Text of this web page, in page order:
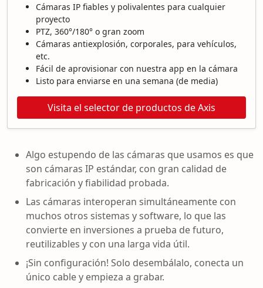
Cámaras IP fiables y polivalentes para cualquier
proyecto
PTZ, 360°/180° o gran zoom
Cámaras antiexplosión, corporales, para vehículos,
etc.
Fácil de aprovisionar con nuestra app en la cámara
Listo para enviarse en una semana (de media)
Visita el selector de productos de Axis
Algo estupendo de las cámaras que usamos es que
son cámaras IP estándar, con gran calidad de
fabricación y fiabilidad probada.
Las cámaras interoperan simultáneamente con
muchos otros sistemas y software, lo que las
convierte en inversiones a prueba de futuro,
reutilizables y con una larga vida útil.
¡Sin configuración! Solo desembálalo, conecta un
único cable y empieza a grabar.